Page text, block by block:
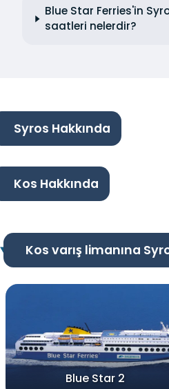
Blue Star Ferries'in
saatleri nelerdir?
Syros Hakkında
Kos Hakkında
Kos varış limanına
Blue Star 2